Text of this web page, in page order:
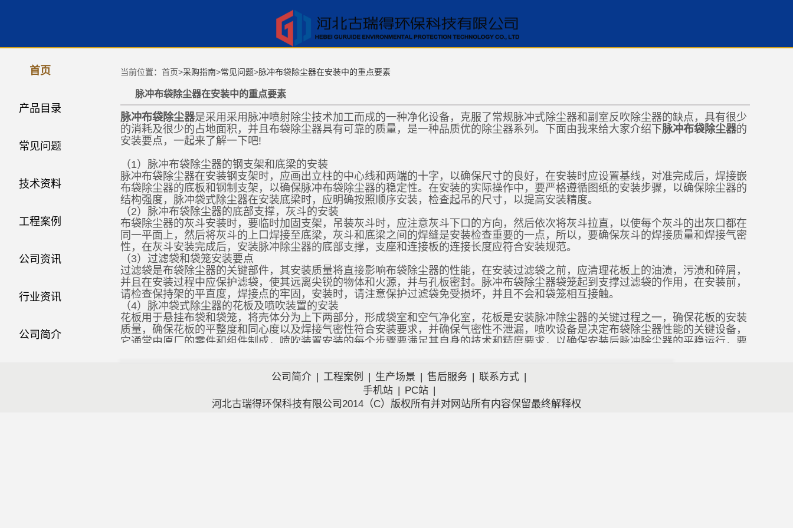
首页
产品目录
常见问题
技术资料
工程案例
公司资讯
行业资讯
公司简介
当前位置：首页>采购指南>常见问题>脉冲布袋除尘器在安装中的重点要素
脉冲布袋除尘器在安装中的重点要素
脉冲布袋除尘器是采用采用脉冲喷射除尘技术加工而成的一种净化设备，克服了常规脉冲式除尘器和副室反吹除尘器的缺点，具有很少
的消耗及很少的占地面积，并且布袋除尘器具有可靠的质量，是一种品质优的除尘器系列。下面由我来给大家介绍下脉冲布袋除尘器的
安装要点，一起来了解一下吧!
（1）脉冲布袋除尘器的钢支架和底梁的安装
脉冲布袋除尘器在安装钢支架时，应画出立柱的中心线和两端的十字，以确保尺寸的良好，在安装时应设置基线，对准完成后，焊接嵌
布袋除尘器的底板和钢制支架，以确保脉冲布袋除尘器的稳定性。在安装的实际操作中，要严格遵循图纸的安装步骤，以确保除尘器的
结构强度，脉冲袋式除尘器在安装底梁时，应明确按照顺序安装，检查起吊的尺寸，以提高安装精度。
（2）脉冲布袋除尘器的底部支撑，灰斗的安装
布袋除尘器的灰斗安装时，要临时加固支架，吊装灰斗时，应注意灰斗下口的方向，然后依次将灰斗拉直，以使每个灰斗的出灰口都在
同一平面上，然后将灰斗的上口焊接至底梁，灰斗和底梁之间的焊缝是安装检查重要的一点，所以，要确保灰斗的焊接质量和焊接气密
性，在灰斗安装完成后，安装脉冲除尘器的底部支撑，支座和连接板的连接长度应符合安装规范。
（3）过滤袋和袋笼安装要点
过滤袋是布袋除尘器的关键部件，其安装质量将直接影响布袋除尘器的性能，在安装过滤袋之前，应清理花板上的油渍，污渍和碎屑，
并且在安装过程中应保护滤袋，使其远离尖锐的物体和火源，并与孔板密封。脉冲布袋除尘器袋笼起到支撑过滤袋的作用，在安装前，
请检查保持架的平直度，焊接点的牢固，安装时，请注意保护过滤袋免受损坏，并且不会和袋笼相互接触。
（4）脉冲袋式除尘器的花板及喷吹装置的安装
花板用于悬挂布袋和袋笼，将壳体分为上下两部分，形成袋室和空气净化室，花板是安装脉冲除尘器的关键过程之一，确保花板的安装
质量，确保花板的平整度和同心度以及焊接气密性符合安装要求，并确保气密性不泄漏，喷吹设备是决定布袋除尘器性能的关键设备，
它通常由原厂的零件和组件制成，喷吹装置安装的每个步骤要满足其自身的技术和精度要求，以确保安装后脉冲除尘器的平稳运行，要
脉冲布袋除尘器 钢支架和底梁、底部支撑，灰斗、滤袋和袋笼等方面进行的介绍安装要点，它们作为除尘器
的重要配件，所以安装时都需要有经验的工作人员操作，不可以盲目安装。
公司简介 | 工程案例 | 生产场景 | 售后服务 | 联系方式 |
手机站 | PC站 |
河北古瑞得环保科技有限公司2014（C）版权所有并对网站所有内容保留最终解释权